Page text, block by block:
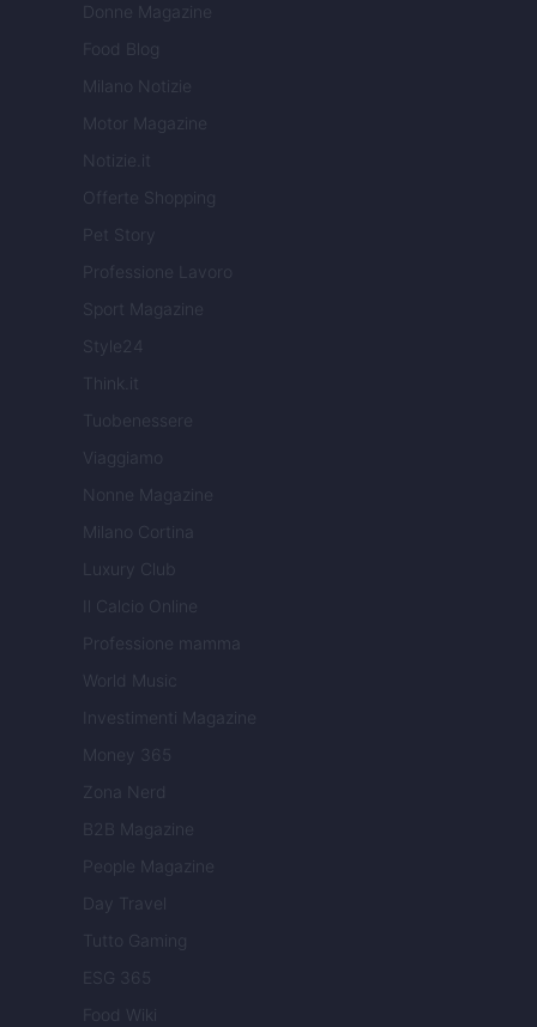
Donne Magazine
Food Blog
Milano Notizie
Motor Magazine
Notizie.it
Offerte Shopping
Pet Story
Professione Lavoro
Sport Magazine
Style24
Think.it
Tuobenessere
Viaggiamo
Nonne Magazine
Milano Cortina
Luxury Club
Il Calcio Online
Professione mamma
World Music
Investimenti Magazine
Money 365
Zona Nerd
B2B Magazine
People Magazine
Day Travel
Tutto Gaming
ESG 365
Food Wiki